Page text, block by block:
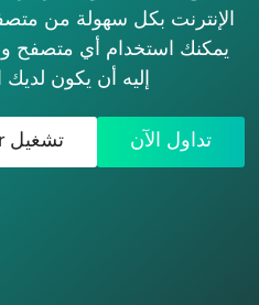
الإنترنت بكل سهولة من
يمكنك استخدام أي متصفح
إليه أن يكون لديك
تداول الآن تشغيل WebTrader